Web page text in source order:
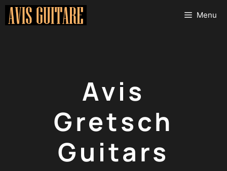
Aller
Menu
Avis
Gretsch
Guitars